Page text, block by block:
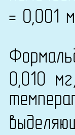
= 0,001
0,010